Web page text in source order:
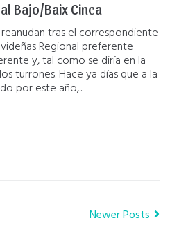
Bajo/Baix Cinca
tras el correspondiente
Regional preferente
y, tal como se diría en la
turrones. Hace ya días que a la
por este año,...
Newer Posts